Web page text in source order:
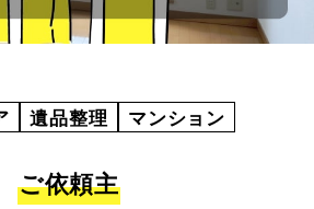
遺品整理 マンション
ご依頼主